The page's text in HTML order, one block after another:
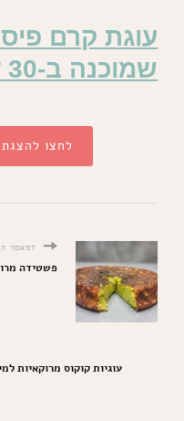
עוגת קרם
שמוכנה ב-30 דקות
לחצו להצגת
למאמר
פשטידה
עוגיות קוקוס מרוקאיות